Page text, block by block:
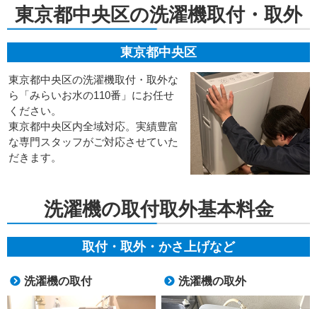
東京都中央区の洗濯機取付・取外
東京都中央区
東京都中央区の洗濯機取付・取外な
ら「みらいお水の110番」にお任せ
ください。
東京都中央区内全域対応。実績豊富
な専門スタッフがご対応させていた
だきます。
洗濯機の取付取外基本料金
取付・取外・かさ上げなど
洗濯機の取付 洗濯機の取外